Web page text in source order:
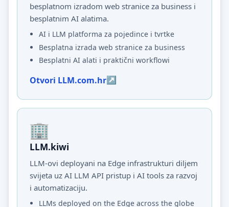
besplatnom izradom web stranice za business i
besplatnim AI alatima.
AI i LLM platforma za pojedince i tvrtke
Besplatna izrada web stranice za business
Besplatni AI alati i praktični workflowi
Otvori LLM.com.hr
LLM.kiwi
LLM-ovi deployani na Edge infrastrukturi diljem
svijeta uz AI LLM API pristup i AI tools za razvoj
i automatizaciju.
LLMs deployed on the Edge across the globe